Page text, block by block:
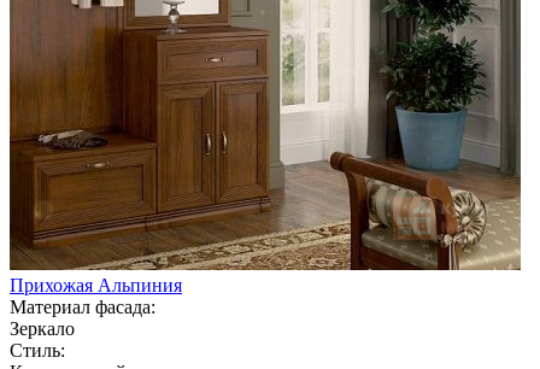
Прихожая Альпиния
Материал фасада:
Зеркало
Стиль: